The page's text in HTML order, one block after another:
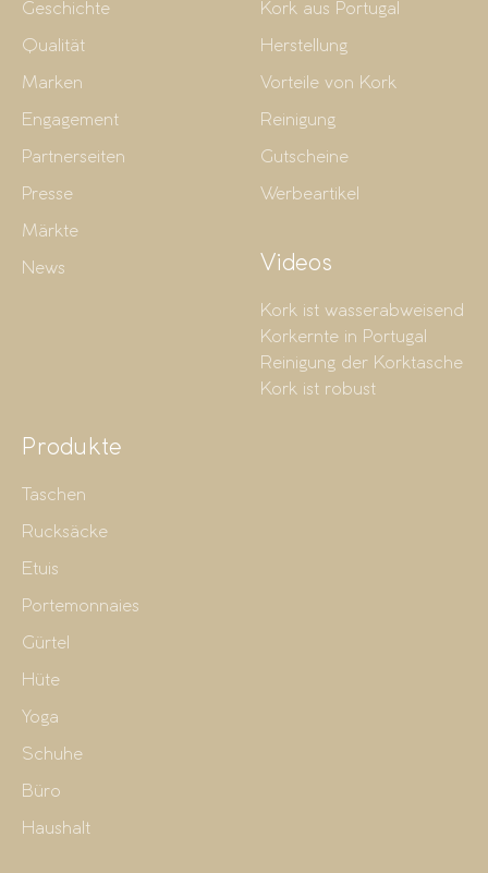
Geschichte
Qualität
Marken
Engagement
Partnerseiten
Presse
Märkte
News
Kork aus Portugal
Herstellung
Vorteile von Kork
Reinigung
Gutscheine
Werbeartikel
Videos
Kork ist wasserabweisend
Korkernte in Portugal
Reinigung der Korktasche
Kork ist robust
Produkte
Taschen
Rucksäcke
Etuis
Portemonnaies
Gürtel
Hüte
Yoga
Schuhe
Büro
Haushalt